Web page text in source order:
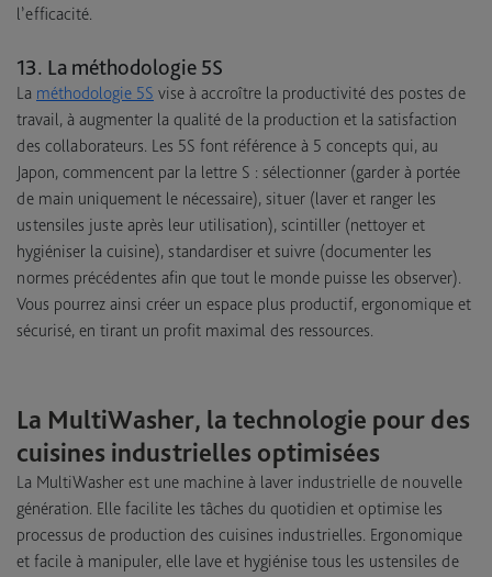
l’efficacité.
13. La méthodologie 5S
La méthodologie 5S vise à accroître la productivité des postes de
travail, à augmenter la qualité de la production et la satisfaction
des collaborateurs. Les 5S font référence à 5 concepts qui, au
Japon, commencent par la lettre S : sélectionner (garder à portée
de main uniquement le nécessaire), situer (laver et ranger les
ustensiles juste après leur utilisation), scintiller (nettoyer et
hygiéniser la cuisine), standardiser et suivre (documenter les
normes précédentes afin que tout le monde puisse les observer).
Vous pourrez ainsi créer un espace plus productif, ergonomique et
sécurisé, en tirant un profit maximal des ressources.
La MultiWasher, la technologie pour des
cuisines industrielles optimisées
La MultiWasher est une machine à laver industrielle de nouvelle
génération. Elle facilite les tâches du quotidien et optimise les
processus de production des cuisines industrielles. Ergonomique
et facile à manipuler, elle lave et hygiénise tous les ustensiles de